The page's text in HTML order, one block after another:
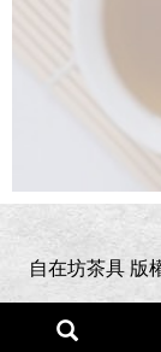
自在坊茶具 版